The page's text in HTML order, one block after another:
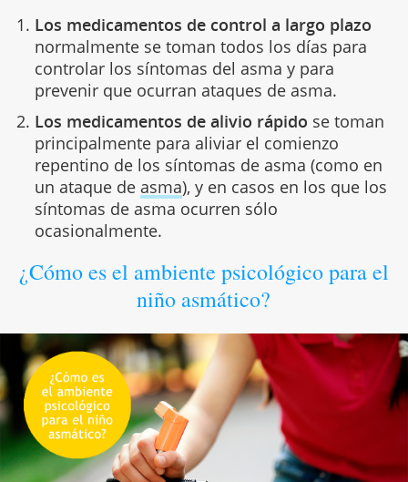
Los medicamentos de control a largo plazo
normalmente se toman todos los días para
controlar los síntomas del asma y para
prevenir que ocurran ataques de asma.
Los medicamentos de alivio rápido se toman
principalmente para aliviar el comienzo
repentino de los síntomas de asma (como en
un ataque de asma), y en casos en los que los
síntomas de asma ocurren sólo
ocasionalmente.
¿Cómo es el ambiente psicológico para el
niño asmático?